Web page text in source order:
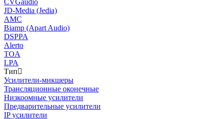
CVGaudio
JD-Media (Jedia)
AMC
Biamp (Apart Audio)
DSPPA
Alerto
TOA
LPA
Тип
Усилители-микшеры
Трансляционные оконечные
Низкоомные усилители
Предварительные усилители
IP усилители